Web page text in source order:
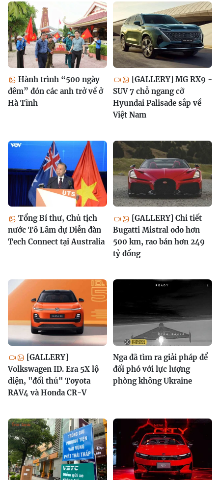
Hành trình “500 ngày
đêm” đón các anh trở về ở
Hà Tĩnh
[GALLERY] MG RX9 -
SUV 7 chỗ ngang cỡ
Hyundai Palisade sắp về
Việt Nam
Tổng Bí thư, Chủ tịch
nước Tô Lâm dự Diễn đàn
Tech Connect tại Australia
[GALLERY] Chi tiết
Bugatti Mistral odo hơn
500 km, rao bán hơn 249
tỷ đồng
[GALLERY]
Volkswagen ID. Era 5X lộ
diện, "đối thủ" Toyota
RAV4 và Honda CR-V
Nga đã tìm ra giải pháp để
đối phó với lực lượng
phòng không Ukraine